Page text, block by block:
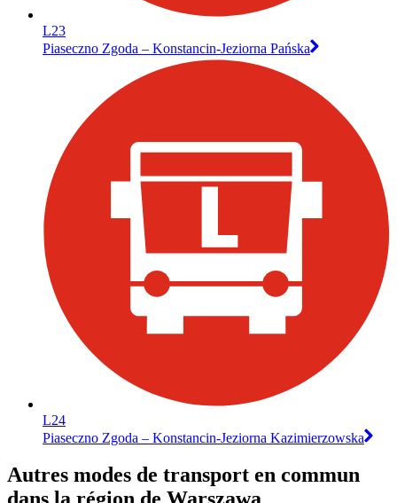
L23
Piaseczno Zgoda – Konstancin-Jeziorna Pańska
L24
Piaseczno Zgoda – Konstancin-Jeziorna Kazimierzowska
Autres modes de transport en commun